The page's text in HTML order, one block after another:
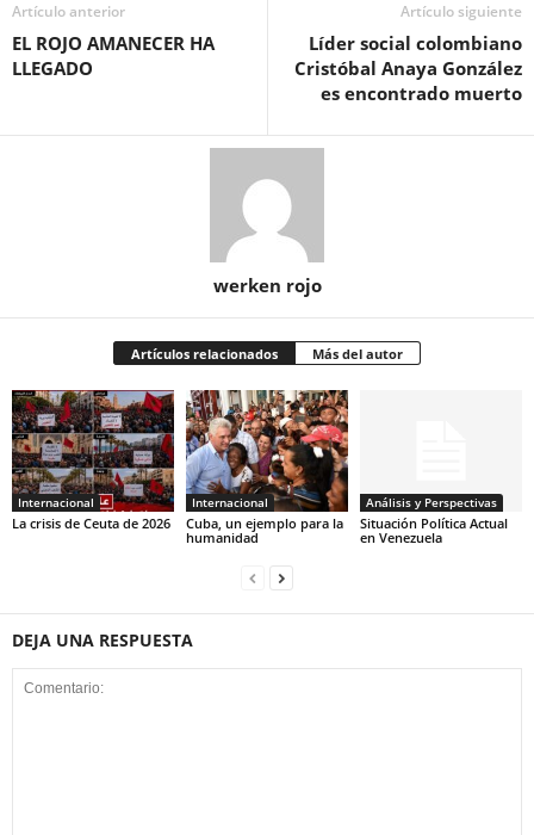
Artículo anterior
EL ROJO AMANECER HA
LLEGADO
Artículo siguiente
Líder social colombiano
Cristóbal Anaya González
es encontrado muerto
werken rojo
Artículos relacionados Más del autor
Internacional
La crisis de Ceuta de 2026
Internacional
Cuba, un ejemplo para la
humanidad
Análisis y Perspectivas
Situación Política Actual
en Venezuela
DEJA UNA RESPUESTA